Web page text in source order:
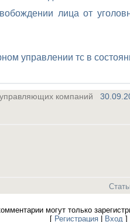
лица от
управлении тс в
управляющих компаний
могут только
[ Регистрация| Вход]